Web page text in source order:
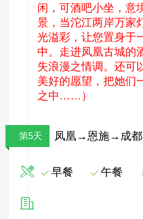
闲，可酒吧小坐，意
景，当沱江两岸万家
光溢彩，让您置身于
中。走进凤凰古城的
失浪漫之情调。还可
美好的愿望，把她们
之中……）
第5天 凤凰→恩施→成都
早餐 午餐